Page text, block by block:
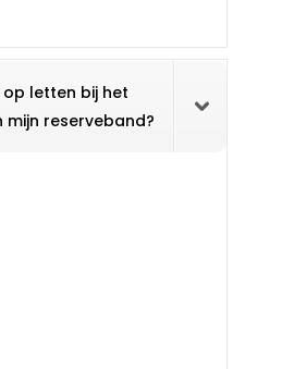
letten bij het
reserveband?